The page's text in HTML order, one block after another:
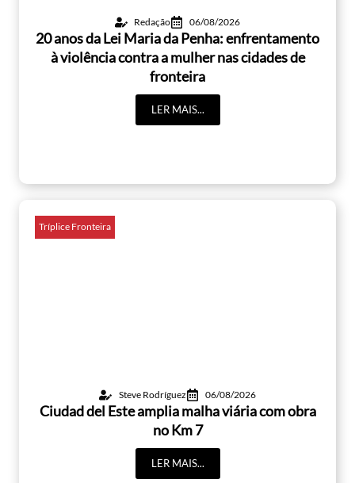
Redação 06/08/2026
20 anos da Lei Maria da Penha: enfrentamento
à violência contra a mulher nas cidades de
fronteira
LER MAIS...
Tríplice Fronteira
Steve Rodríguez 06/08/2026
Ciudad del Este amplia malha viária com obra
no Km 7
LER MAIS...